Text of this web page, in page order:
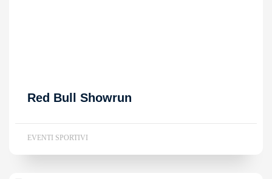
Red Bull Showrun
EVENTI SPORTIVI